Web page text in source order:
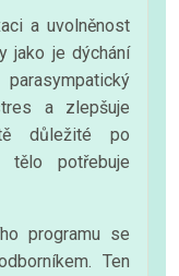
a uvolněnost
jako je dýchání
a zlepšuje
důležité po
tělo potřebuje
programu se
Ten